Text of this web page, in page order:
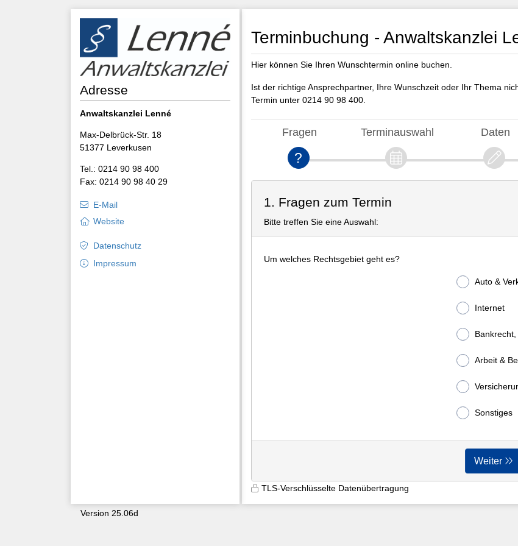
Terminbuchung - Anwaltskanzlei
Hier können Sie Ihren Wunschtermin online buchen.
Ist der richtige Ansprechpartner, Ihre Wunschzeit oder Ihr Thema
Termin unter 0214 90 98 400.
Fragen Terminauswahl Daten
1. Fragen zum Termin
Bitte treffen Sie eine Auswahl:
Um welches Rechtsgebiet geht es?
Auto &
Internet
Arbeit &
Sonstiges
Weiter
TLS-Verschlüsselte Datenübertragung
Adresse
Anwaltskanzlei Lenné
Max-Delbrück-Str. 18
51377 Leverkusen
Tel.: 0214 90 98 400
Fax: 0214 90 98 40 29
E-Mail
Website
Datenschutz
Impressum
Version 25.06d